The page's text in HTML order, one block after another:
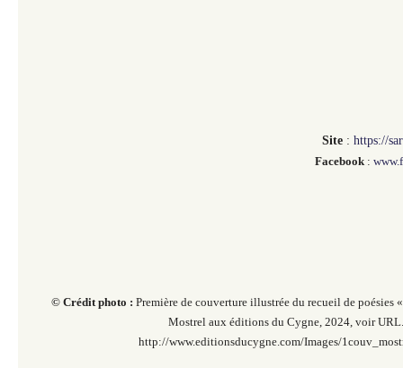
Site : https://
Facebook :
© Crédit photo : Première de couverture illustrée du recueil de poésies «
Mostrel aux éditions du Cygne, 2024, voir URL.
http://www.editionsducygne.com/Images/